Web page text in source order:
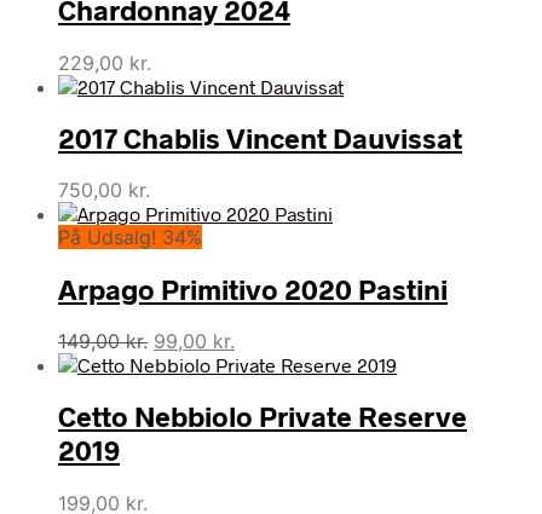
Chardonnay 2024
229,00 kr.
2017 Chablis Vincent Dauvissat
750,00 kr.
På Udsalg! 34%
Arpago Primitivo 2020 Pastini
149,00kr. Den
oprindelige
var:
149,00 kr..
99,00 kr.
aktuelle
er:
99,00 kr..
Cetto Nebbiolo Private Reserve
2019
199,00 kr.